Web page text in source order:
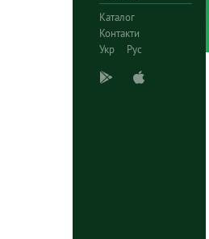
Каталог
Контакти
Укр
Рус